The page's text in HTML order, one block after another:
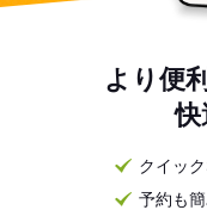
より便
快
クイッ
予約も